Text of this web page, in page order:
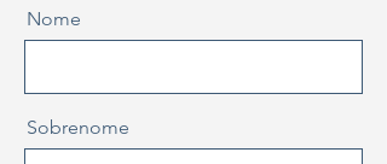
Nome
Sobrenome